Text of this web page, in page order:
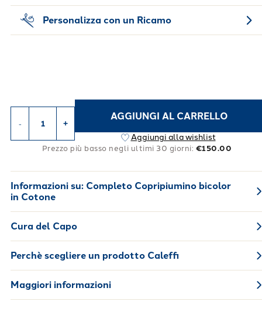
Personalizza con un Ricamo
- +
AGGIUNGI AL CARRELLO
Aggiungi alla wishlist
Prezzo più basso negli ultimi 30 giorni: €150.00
Informazioni su: Completo Copripiumino bicolor
in Cotone
Cura del Capo
Perchè scegliere un prodotto Caleffi
Maggiori informazioni